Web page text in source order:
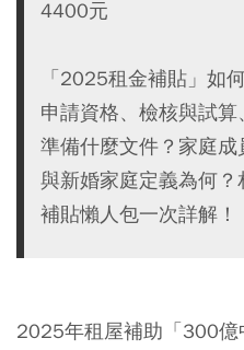
4400元
「2025租金補貼」如
申請資格、檢核與試
準備什麼文件？家庭
與新婚家庭定義為何
補貼懶人包一次詳解！
2025年租屋補助「300